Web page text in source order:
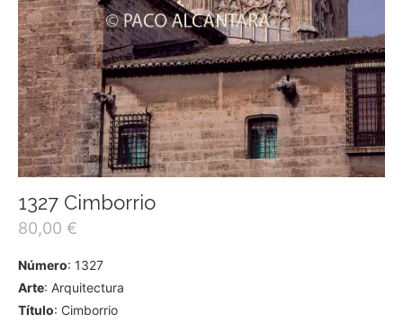
1327 Cimborrio
80,00 €
Número: 1327
Arte: Arquitectura
Título: Cimborrio